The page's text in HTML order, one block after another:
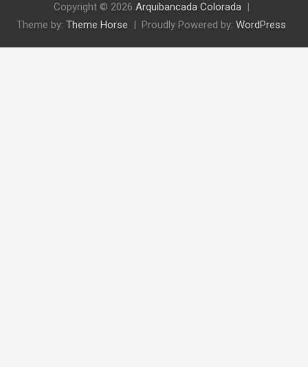
Copyright © 2026 Arquibancada Colorada
Theme by: Theme Horse Proudly Powered by: WordPress